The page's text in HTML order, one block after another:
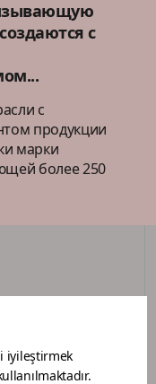
с
с
продукции
марки
более 250